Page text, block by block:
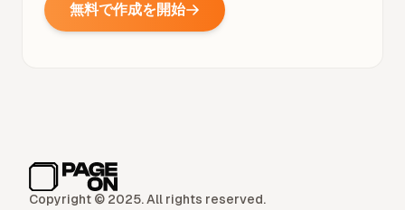
無料で作成を開始
Copyright © 2025. All rights reserved.